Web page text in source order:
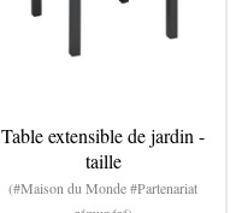
Table extensible de jardin -
taille
(#Maison du Monde #Partenariat